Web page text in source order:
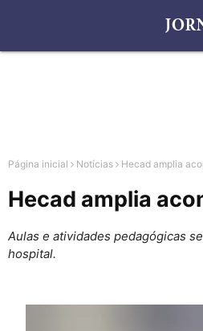
Página inicial Notícias Hecad amplia
Hecad amplia
Aulas e atividades pedagógicas
hospital.